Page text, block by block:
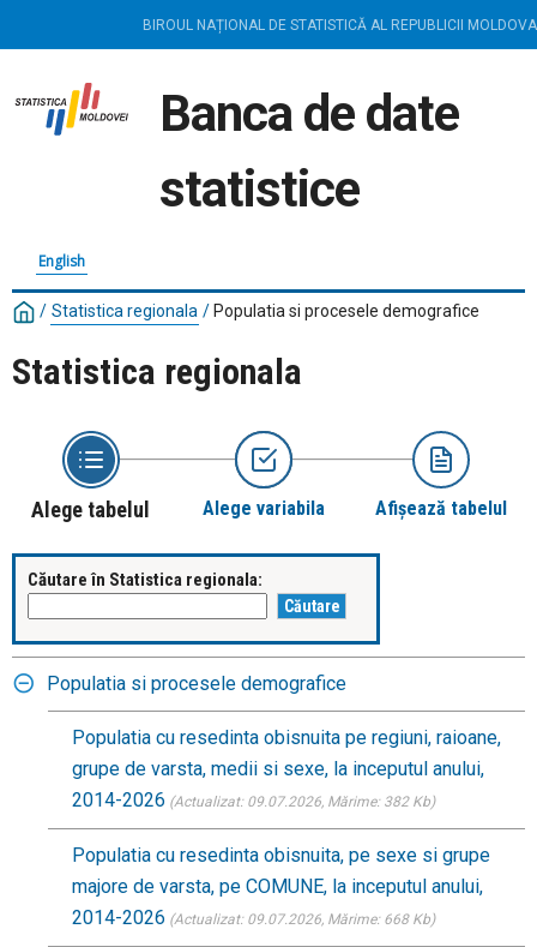
BIROUL NAȚIONAL DE STATISTICĂ AL REPUBLICII MOLDOVA
Banca de date
statistice
English
/ Statistica regionala / Populatia si procesele demografice
Statistica regionala
Alege tabelul Alege variabila Afișează tabelul
Căutare în Statistica regionala:
Populatia si procesele demografice
Populatia cu resedinta obisnuita pe regiuni, raioane,
grupe de varsta, medii si sexe, la inceputul anului,
2014-2026 (Actualizat: 09.07.2026, Mărime: 382 Kb)
Populatia cu resedinta obisnuita, pe sexe si grupe
majore de varsta, pe COMUNE, la inceputul anului,
2014-2026 (Actualizat: 09.07.2026, Mărime: 668 Kb)